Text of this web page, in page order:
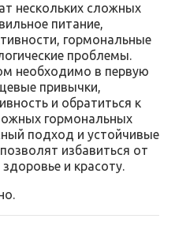
нескольких сложных
питание,
гормональные
проблемы.
необходимо в первую
привычки,
и обратиться к
гормональных
подход и устойчивые
избавиться от
и красоту.